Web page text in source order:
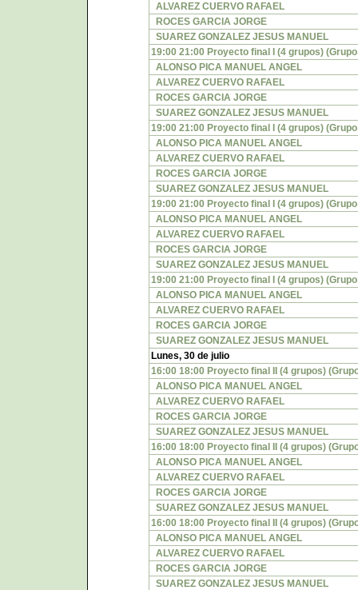
ALVAREZ CUERVO RAFAEL
ROCES GARCIA JORGE
SUAREZ GONZALEZ JESUS MANUEL
19:00 21:00 Proyecto final I (4 grupos)
ALONSO PICA MANUEL ANGEL
ALVAREZ CUERVO RAFAEL
ROCES GARCIA JORGE
SUAREZ GONZALEZ JESUS MANUEL
19:00 21:00 Proyecto final I (4 grupos)
ALONSO PICA MANUEL ANGEL
ALVAREZ CUERVO RAFAEL
ROCES GARCIA JORGE
SUAREZ GONZALEZ JESUS MANUEL
19:00 21:00 Proyecto final I (4 grupos)
ALONSO PICA MANUEL ANGEL
ALVAREZ CUERVO RAFAEL
ROCES GARCIA JORGE
SUAREZ GONZALEZ JESUS MANUEL
19:00 21:00 Proyecto final I (4 grupos)
ALONSO PICA MANUEL ANGEL
ALVAREZ CUERVO RAFAEL
ROCES GARCIA JORGE
SUAREZ GONZALEZ JESUS MANUEL
Lunes, 30 de julio
16:00 18:00 Proyecto final II (4 grupos)
ALONSO PICA MANUEL ANGEL
ALVAREZ CUERVO RAFAEL
ROCES GARCIA JORGE
SUAREZ GONZALEZ JESUS MANUEL
16:00 18:00 Proyecto final II (4 grupos)
ALONSO PICA MANUEL ANGEL
ALVAREZ CUERVO RAFAEL
ROCES GARCIA JORGE
SUAREZ GONZALEZ JESUS MANUEL
16:00 18:00 Proyecto final II (4 grupos)
ALONSO PICA MANUEL ANGEL
ALVAREZ CUERVO RAFAEL
ROCES GARCIA JORGE
SUAREZ GONZALEZ JESUS MANUEL